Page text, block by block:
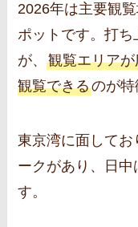
2026年は主要観
ポットです。打
が、観覧エリア
観覧できるのが特
東京湾に面してお
ークがあり、日
す。